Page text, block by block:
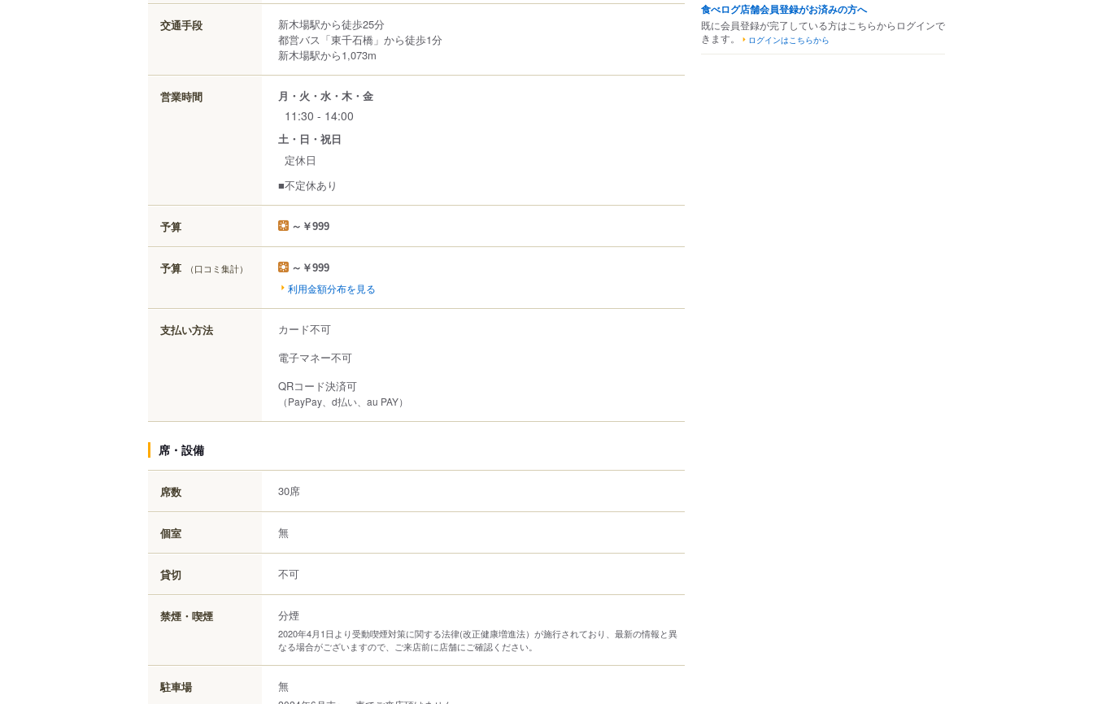
交通手段
新木場駅から徒歩25分
都営バス「東千石橋」から徒歩1分
新木場駅から1,073m
営業時間 月・火・水・木・金
11:30 - 14:00
土・日・祝日
定休日
■不定休あり
予算 ～￥999
予算 （口コミ集計） ～￥999
利用金額分布を見る
支払い方法
カード不可
電子マネー不可
QRコード決済可
（PayPay、d払い、au PAY）
席・設備
席数 30席
個室 無
貸切 不可
禁煙・喫煙 分煙
2020年4月1日より受動喫煙対策に関する法律(改正健康増進法）が施行されており、最新の情報と異
なる場合がございますので、ご来店前に店舗にご確認ください。
駐車場 無
食べログ店舗会員登録がお済みの方へ
既に会員登録が完了している方はこちらからログインで
きます。
ログインはこちらから